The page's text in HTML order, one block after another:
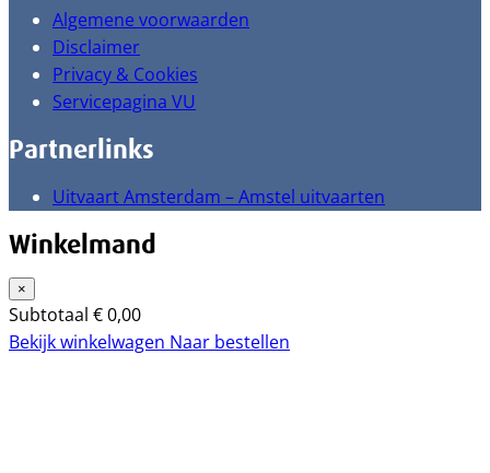
Algemene voorwaarden
Disclaimer
Privacy & Cookies
Servicepagina VU
Partnerlinks
Uitvaart Amsterdam – Amstel uitvaarten
Winkelmand
×
Subtotaal €0,00
Bekijk winkelwagen Naar bestellen